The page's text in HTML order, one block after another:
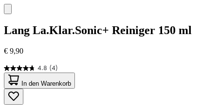
Lang La.Klar.Sonic+ Reiniger 150 ml
€ 9,90
4.8 (4)
4.8
von
5
Sternen.
4
In den Warenkorb